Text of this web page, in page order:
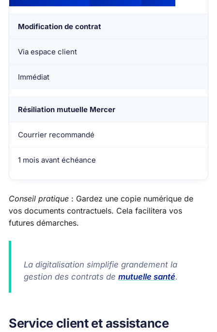
Modification de contrat
Via espace client
Immédiat
Résiliation mutuelle Mercer
Courrier recommandé
1 mois avant échéance
Conseil pratique : Gardez une copie numérique de
vos documents contractuels. Cela facilitera vos
futures démarches.
La digitalisation simplifie grandement la
gestion des contrats de mutuelle santé.
Service client et assistance